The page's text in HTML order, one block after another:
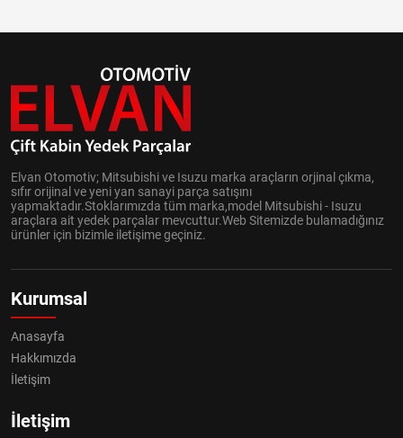
Elvan Otomotiv; Mitsubishi ve Isuzu marka araçların orjinal çıkma,
sıfır orijinal ve yeni yan sanayi parça satışını
yapmaktadır.Stoklarımızda tüm marka,model Mitsubishi - Isuzu
araçlara ait yedek parçalar mevcuttur.Web Sitemizde bulamadığınız
ürünler için bizimle iletişime geçiniz.
Kurumsal
Anasayfa
Hakkımızda
İletişim
İletişim